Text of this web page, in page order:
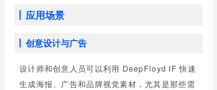
应用场景
创意设计与广告
设计师和创意人员可以利用 DeepFloyd IF 快速
生成海报、广告和品牌视觉素材，尤其是那些需